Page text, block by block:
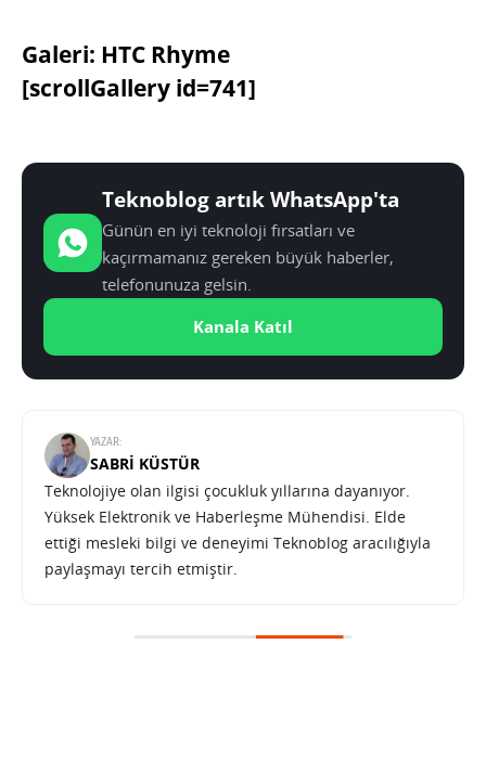
Galeri: HTC Rhyme
[scrollGallery id=741]
Teknoblog artık WhatsApp'ta
Günün en iyi teknoloji fırsatları ve
kaçırmamanız gereken büyük haberler,
telefonunuza gelsin.
Kanala Katıl
YAZAR:
SABRI KÜSTÜR
Teknolojiye olan ilgisi çocukluk yıllarına dayanıyor.
Yüksek Elektronik ve Haberleşme Mühendisi. Elde
ettiği mesleki bilgi ve deneyimi Teknoblog aracılığıyla
paylaşmayı tercih etmiştir.